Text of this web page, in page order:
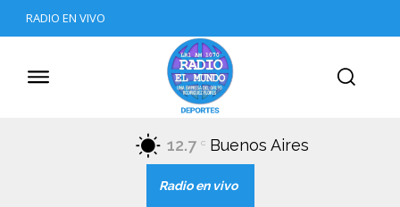
RADIO EN VIVO
12.7 C Buenos Aires
Radio en vivo